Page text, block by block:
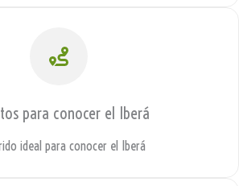
para conocer el Iberá
ideal para conocer el Iberá